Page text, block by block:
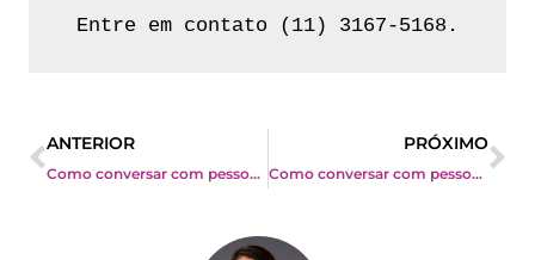
Entre em contato (11) 3167-5168.
Prev
ANTERIOR
Como conversar com pessoas perfil D?
PRÓXIMO
Como conversar com pessoas perfil S?